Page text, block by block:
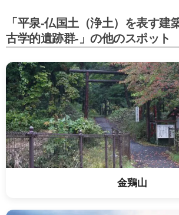
「平泉-仏国土（浄土）を表す建
古学的遺跡群-」の他のスポット
金鶏山